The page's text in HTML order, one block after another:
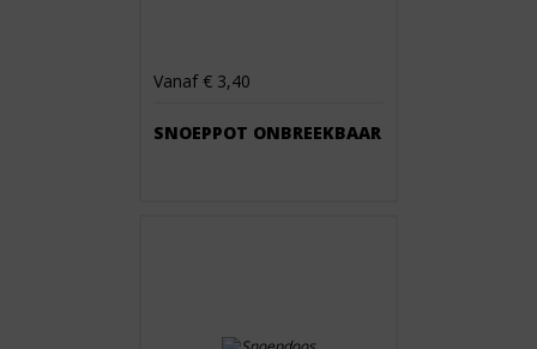
Vanaf € 3,40
SNOEPPOT ONBREEKBAAR